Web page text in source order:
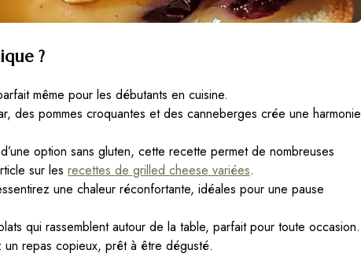
?
même pour les débutants en cuisine.
des pommes croquantes et des canneberges crée une harmonie
option sans gluten, cette recette permet de nombreuses
sur les recettes de grilled cheese variées.
une chaleur réconfortante, idéales pour une pause
qui rassemblent autour de la table, parfait pour toute occasion.
repas copieux, prêt à être dégusté.